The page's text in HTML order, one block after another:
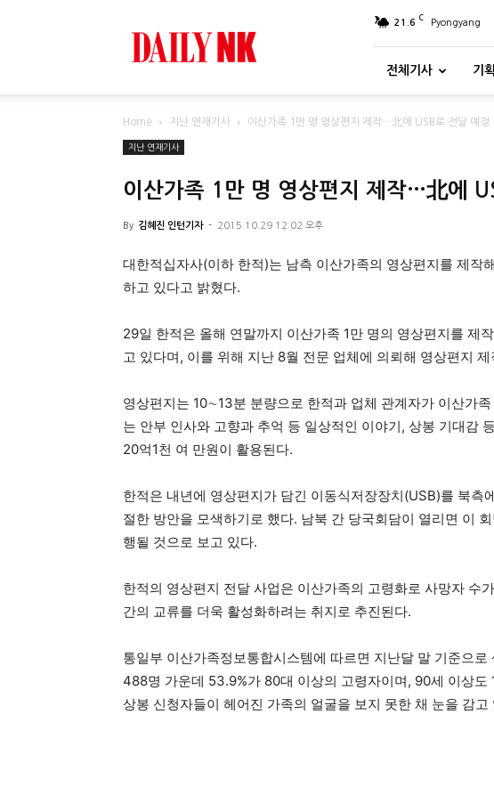
21.6 C Pyongyang
전체기사 기획
Home 지난 연재기사 이산가족 1만 명 영상편지 제작…北에 USB로 전달 예정
지난 연재기사
이산가족 1만 명 영상편지 제작…北에
By 김혜진 인턴기자 - 2015.10.29 12:02 오후
대한적십자사(이하 한적)는 남측 이산가족의 영상편지를 제작
하고 있다고 밝혔다.
29일 한적은 올해 연말까지 이산가족 1만 명의 영상편지를 제
고 있다며, 이를 위해 지난 8월 전문 업체에 의뢰해 영상편지
영상편지는 10∼13분 분량으로 한적과 업체 관계자가 이산가
는 안부 인사와 고향과 추억 등 일상적인 이야기, 상봉 기대감
20억1천 여 만원이 활용된다.
한적은 내년에 영상편지가 담긴 이동식저장장치(USB)를 북측
절한 방안을 모색하기로 했다. 남북 간 당국회담이 열리면 이
행될 것으로 보고 있다.
한적의 영상편지 전달 사업은 이산가족의 고령화로 사망자 수
간의 교류를 더욱 활성화하려는 취지로 추진된다.
통일부 이산가족정보통합시스템에 따르면 지난달 말 기준으
488명 가운데 53.9%가 80대 이상의 고령자이며, 90세 이상도
상봉 신청자들이 헤어진 가족의 얼굴을 보지 못한 채 눈을 감고